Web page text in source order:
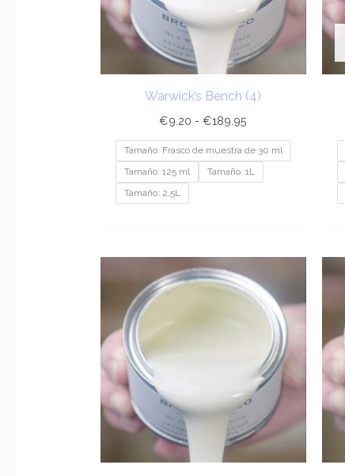
Warwick’s Bench (4)
€9.20 - €189.95
Tamaño: Frasco de muestra de 30 ml
Tamaño: 125 ml
Tamaño: 1L
Tamaño: 2,5L
de
precios:
desde
€9.20
hasta
€189.95